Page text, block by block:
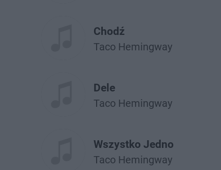
Chodź
Taco Hemingway
Dele
Taco Hemingway
Wszystko Jedno
Taco Hemingway